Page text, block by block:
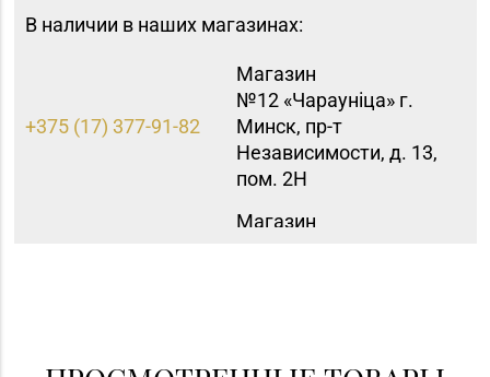
В наличии в наших магазинах:
+375 (17) 377-91-82
Магазин
№12 «Чараунiца» г.
Минск, пр-т
Независимости, д. 13,
пом. 2Н
Магазин
Магазин